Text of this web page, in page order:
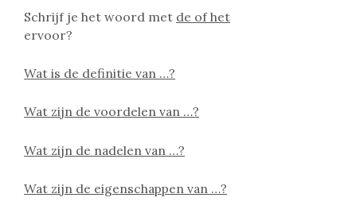
Schrijf je het woord met de of het
ervoor?
Wat is de definitie van …?
Wat zijn de voordelen van …?
Wat zijn de nadelen van …?
Wat zijn de eigenschappen van …?